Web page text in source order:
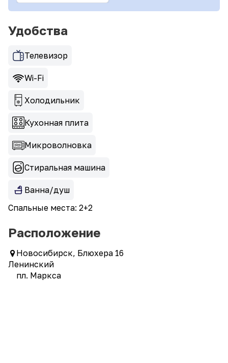
Удобства
Телевизор
Wi-Fi
Холодильник
Кухонная плита
Микроволновка
Стиральная машина
Ванна/душ
Спальные места: 2+2
Расположение
Новосибирск, Блюхера 16
Ленинский
пл. Маркса